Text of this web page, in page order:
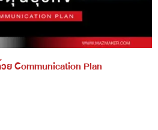
ย Communication Plan